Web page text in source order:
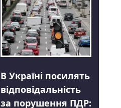
В Україні посилять
відповідальність
за порушення ПДР: